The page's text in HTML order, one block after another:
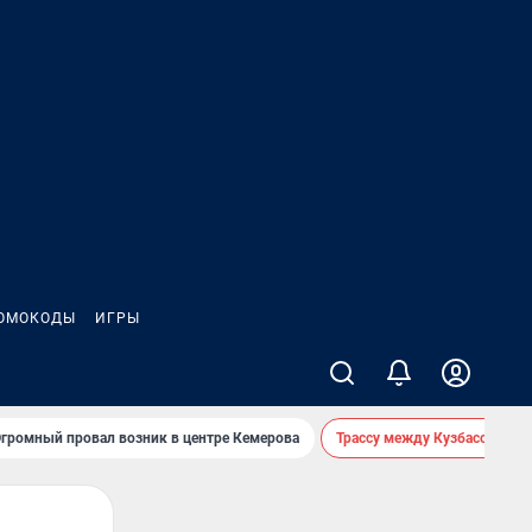
ИГРЫ
провал возник в центре Кемерова Трассу между Кузбассом и